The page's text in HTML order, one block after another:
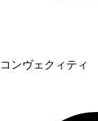
コンヴェクィティ